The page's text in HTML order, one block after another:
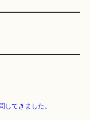
してきました。